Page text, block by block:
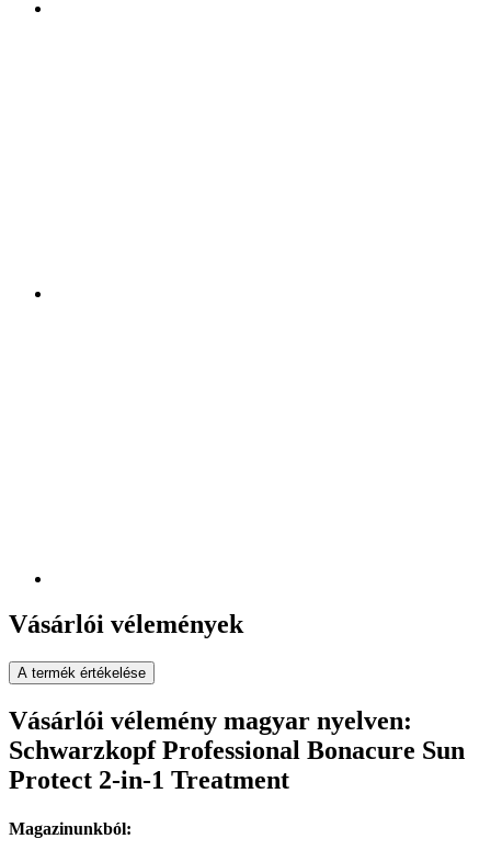
Vásárlói vélemények
A termék értékelése
Vásárlói vélemény magyar nyelven:
Schwarzkopf Professional Bonacure Sun
Protect 2-in-1 Treatment
Magazinunkból: